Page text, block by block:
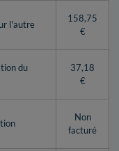
l'autre
158,75
€
du
37,18
€
Non
facturé